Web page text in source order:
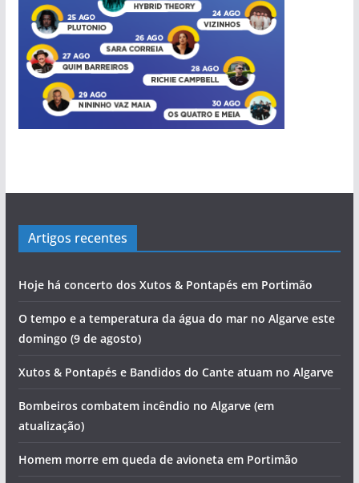
Artigos recentes
Hoje há concerto dos Xutos & Pontapés em Portimão
O tempo e a temperatura da água do mar no Algarve este
domingo (9 de agosto)
Xutos & Pontapés e Bandidos do Cante atuam no Algarve
Bombeiros combatem incêndio no Algarve (em
atualização)
Homem morre em queda de avioneta em Portimão